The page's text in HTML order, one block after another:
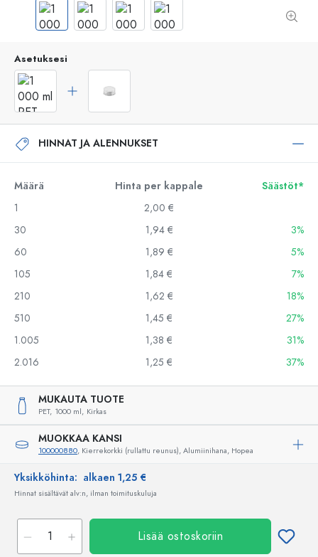
Asetuksesi
HINNAT JA ALENNUKSET
Määrä Hinta per kappale
Säästöt*
1
2,00 €
30
1,94 €
3%
60
1,89 €
5%
105
1,84 €
7%
210
1,62 €
18%
510
1,45 €
27%
1.005
1,38 €
31%
2.016
1,25 € 37%
MUKAUTA TUOTE
PET, 1000 ml, Kirkas
MUOKKAA KANSI
100000880, Kierrekorkki (rullattu reunus), Alumiinihana, Hopea
Yksikköhinta: alkaen 1,25 €
Hinnat sisältävät alv:n, ilman toimituskuluja
Lisää ostoskoriin